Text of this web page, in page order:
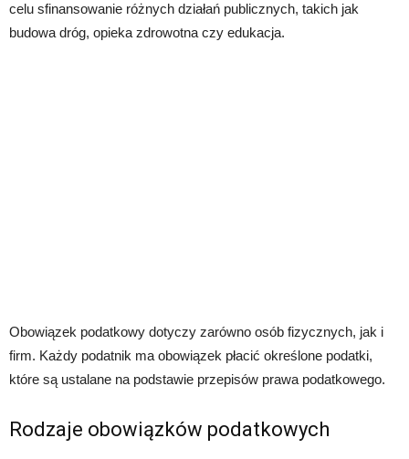
celu sfinansowanie różnych działań publicznych, takich jak
budowa dróg, opieka zdrowotna czy edukacja.
Obowiązek podatkowy dotyczy zarówno osób fizycznych, jak i
firm. Każdy podatnik ma obowiązek płacić określone podatki,
które są ustalane na podstawie przepisów prawa podatkowego.
Rodzaje obowiązków podatkowych